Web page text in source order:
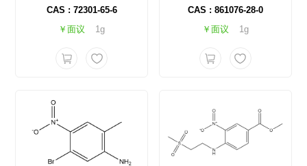
CAS : 72301-65-6
￥面议
1g
CAS : 861076-28-0
￥面议
1g